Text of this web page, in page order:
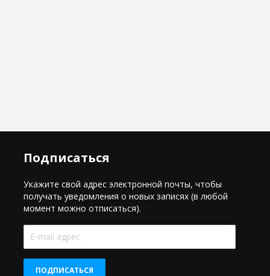
Подписаться
Укажите свой адрес электронной почты, чтобы
получать уведомления о новых записях (в любой
момент можно отписаться).
E-
mail
ПОДПИСАТЬСЯ